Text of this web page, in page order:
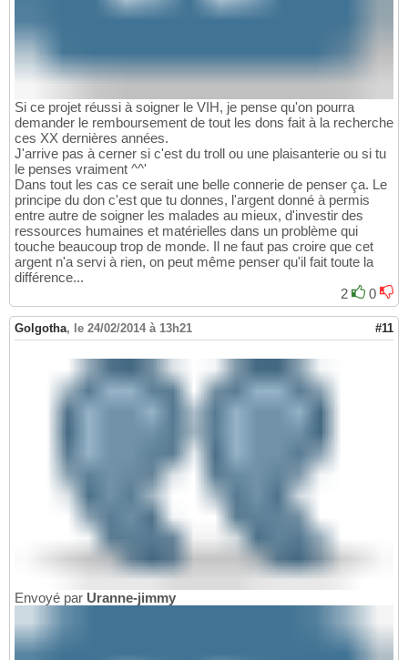
Si ce projet réussi à soigner le VIH, je pense qu'on pourra
demander le remboursement de tout les dons fait à la recherche
ces XX dernières années.
J'arrive pas à cerner si c'est du troll ou une plaisanterie ou si tu
le penses vraiment ^^'
Dans tout les cas ce serait une belle connerie de penser ça. Le
principe du don c'est que tu donnes, l'argent donné à permis
entre autre de soigner les malades au mieux, d'investir des
ressources humaines et matérielles dans un problème qui
touche beaucoup trop de monde. Il ne faut pas croire que cet
argent n'a servi à rien, on peut même penser qu'il fait toute la
différence...
2
0
Golgotha, le 24/02/2014 à 13h21 #11
Envoyé par Uranne-jimmy